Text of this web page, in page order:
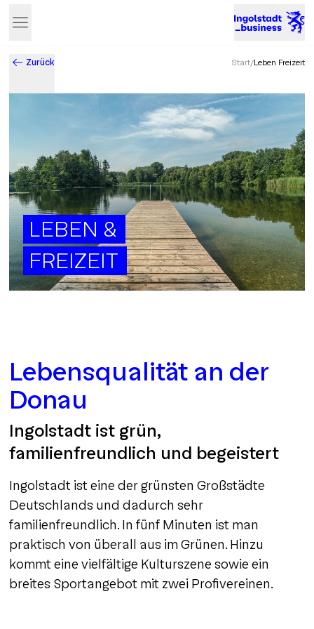
Zurück Start/Leben Freizeit
Business & Innovation in Ingolstadt – Der Standort mit
LEBEN &
FREIZEIT
Lebensqualität an der
Donau
Ingolstadt ist grün,
familienfreundlich und begeistert
Ingolstadt ist eine der grünsten Großstädte
Deutschlands und dadurch sehr
familienfreundlich. In fünf Minuten ist man
praktisch von überall aus im Grünen. Hinzu
kommt eine vielfältige Kulturszene sowie ein
breites Sportangebot mit zwei Profivereinen.